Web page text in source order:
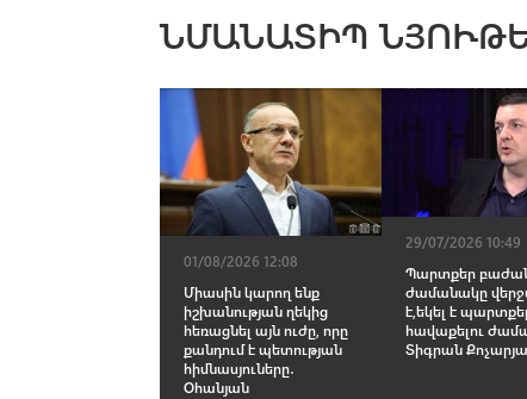
ՆՄԱՆԱՏԻՊ
01/08/2026 12:08
Միասին կարող ենք
իշխանության ղեկից
հեռացնել այն ուժը, որը
քանդում է պետության
հիմնասյուները․
Օհանյան
29/07/2026 10:49
Պարտքեր
ժամանակը
է,եկել է
հավաքելու
Տիգրան